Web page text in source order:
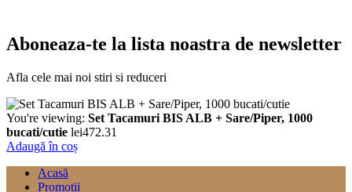
Aboneaza-te la lista noastra de newsletter
Afla cele mai noi stiri si reduceri
You're viewing: Set Tacamuri BIS ALB + Sare/Piper, 1000
bucati/cutie lei472.31
Adaugă în coș
Acasă
Promotii